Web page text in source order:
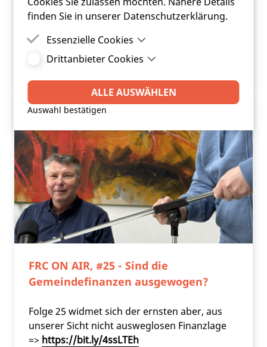
finden Sie in unserer Datenschutzerklärung.
Essenzielle Cookies
Essenzielle Cookies sind Cookies, welche für die
benötigt werden.
Drittanbieter Cookies
Drittanbieter Cookies sind Cookies, die
Drittanbieter-Software setzt, um Funktionen wie
Google Maps zu ermöglichen.
ALLE AUSWÄHLEN
Auswahl bestätigen
DIGITAL
JETZT ANFRAGEN
FRC ON AIR, #25 - Sind die
Gemeindefinanzen ausgewogen?
Folge 25 widmet sich der ernsten aber, aus
unserer Sicht nicht ausweglosen Finanzlage
=> https://bit.ly/4ssLTEh